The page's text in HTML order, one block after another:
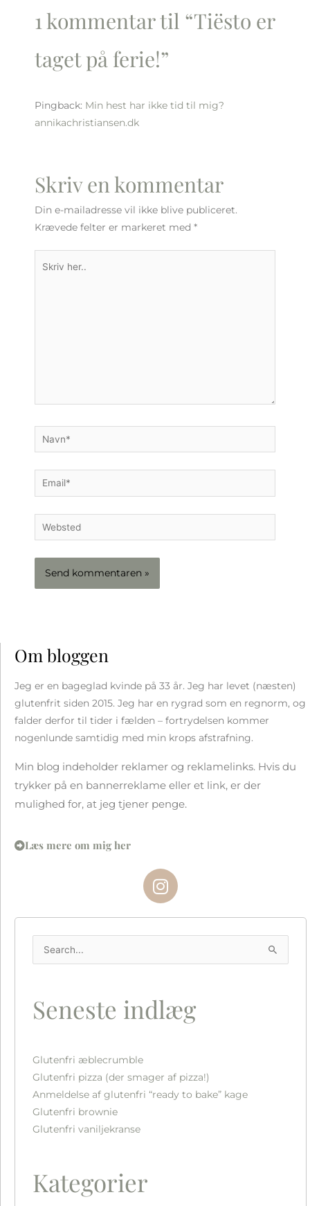
1 kommentar til “Tiësto er
taget på ferie!”
Pingback: Min hest har ikke tid til mig?
annikachristiansen.dk
Skriv en kommentar
Din e-mailadresse vil ikke blive publiceret.
Krævede felter er markeret med *
Navn*
Email*
Websted
Om bloggen
Jeg er en bageglad kvinde på 33 år. Jeg har levet (næsten)
glutenfrit siden 2015. Jeg har en rygrad som en regnorm, og
falder derfor til tider i fælden – fortrydelsen kommer
nogenlunde samtidig med min krops afstrafning.
Min blog indeholder reklamer og reklamelinks. Hvis du
trykker på en bannerreklame eller et link, er der
mulighed for, at jeg tjener penge.
Læs mere om mig her
I
n
g
a
m
Søg
Seneste indlæg
Glutenfri æblecrumble
Glutenfri pizza (der smager af pizza!)
Anmeldelse af glutenfri “ready to bake” kage
Glutenfri brownie
Glutenfri vaniljekranse
Kategorier